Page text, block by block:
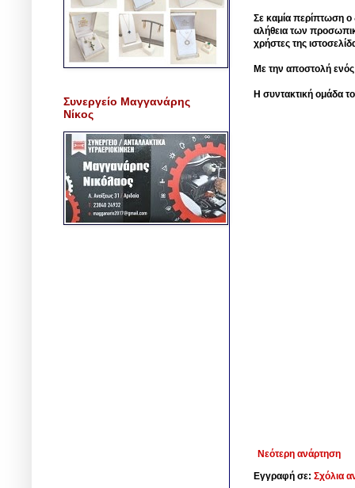
Σε καμία περίπτωση ο
αλήθεια των
χρήστες της
Με την αποστολή
Η συντακτική ομάδα
Νεότερη ανάρτηση
Εγγραφή σε: Σχόλια
Συνεργείο Μαγγανάρης
Νίκος